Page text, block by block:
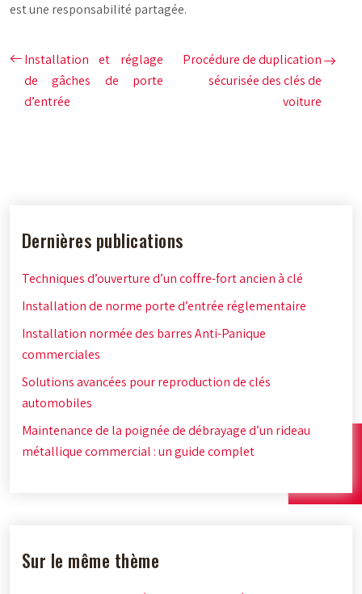
est une responsabilité partagée.
Installation et réglage
de gâches de porte
d’entrée
Procédure de duplication
sécurisée des clés de
voiture
Dernières publications
Techniques d’ouverture d’un coffre-fort ancien à clé
Installation de norme porte d’entrée réglementaire
Installation normée des barres Anti-Panique
commerciales
Solutions avancées pour reproduction de clés
automobiles
Maintenance de la poignée de débrayage d’un rideau
métallique commercial : un guide complet
Sur le même thème